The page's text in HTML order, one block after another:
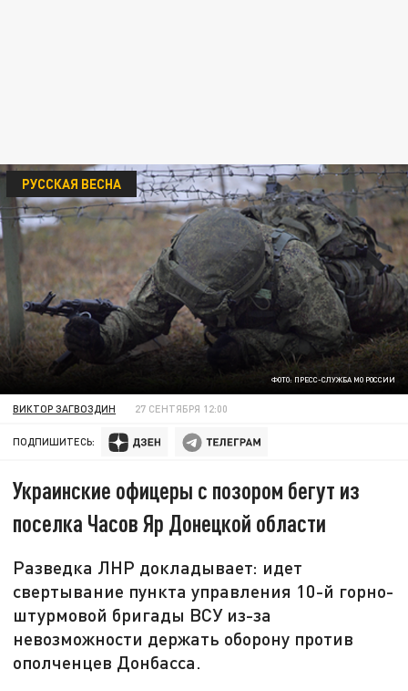
ФОТО: ПРЕСС-СЛУЖБА МО РОССИИ
РУССКАЯ ВЕСНА
ВИКТОР ЗАГВОЗДИН 27 СЕНТЯБРЯ 12:00
ПОДПИШИТЕСЬ:
Украинские офицеры с позором бегут из
поселка Часов Яр Донецкой области
Разведка ЛНР докладывает: идет
свертывание пункта управления 10-й горно-
штурмовой бригады ВСУ из-за
невозможности держать оборону против
ополченцев Донбасса.